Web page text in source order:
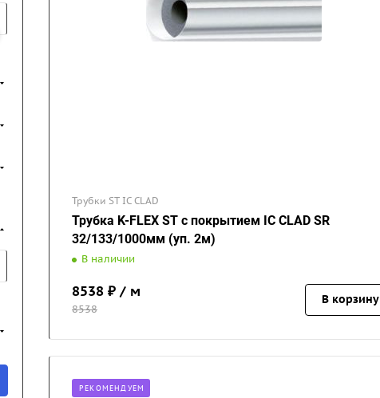
Трубки ST IC CLAD
Трубка K-FLEX ST с покрытием IC CLAD SR
32/133/1000мм (уп. 2м)
В наличии
8538 ₽ / м
8538
В корзину
РЕКОМЕНДУЕМ